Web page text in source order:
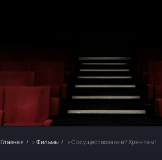
Главная » Фильмы » Сосуществование? Хрен там!